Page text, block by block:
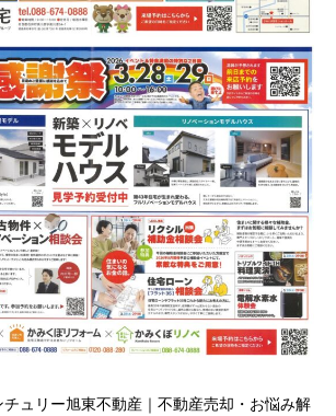
ュリー旭東不動産｜不動産売却・お悩み解